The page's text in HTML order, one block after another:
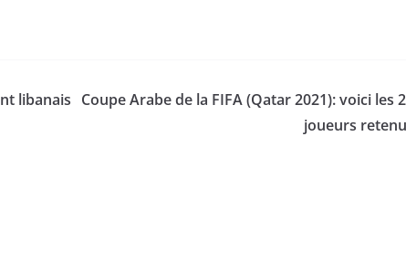
libanais Coupe Arabe de la FIFA (Qatar 2021): voici les
joueurs